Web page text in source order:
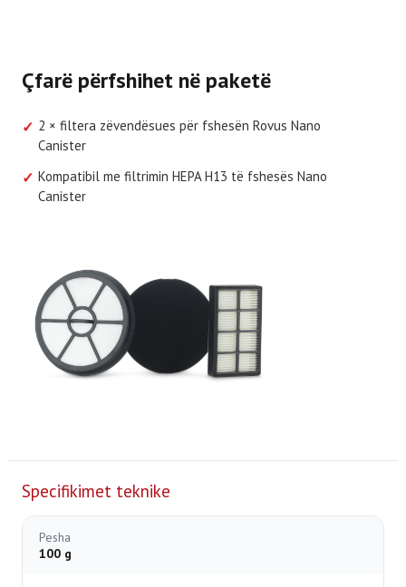
Çfarë përfshihet në paketë
✓ 2 × filtera zëvendësues për fshesën Rovus Nano
Canister
✓ Kompatibil me filtrimin HEPA H13 të fshesës Nano
Canister
Specifikimet teknike
Pesha
100 g